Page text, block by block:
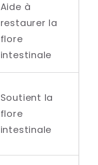
Aide à
restaurer la
flore
intestinale
Soutient la
flore
intestinale